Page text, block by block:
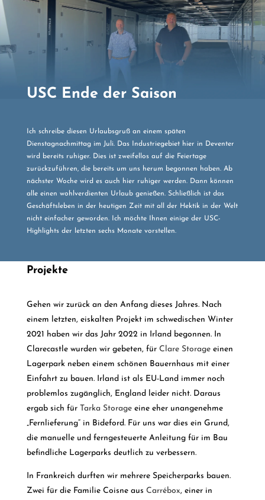
USC Ende der Saison
Ich schreibe diesen Urlaubsgruß an einem späten
Dienstagnachmittag im Juli. Das Industriegebiet hier in Deventer
wird bereits ruhiger. Dies ist zweifellos auf die Feiertage
zurückzuführen, die bereits um uns herum begonnen haben. Ab
nächster Woche wird es auch hier ruhiger werden. Dann können
alle einen wohlverdienten Urlaub genießen. Schließlich ist das
Geschäftsleben in der heutigen Zeit mit all der Hektik in der Welt
nicht einfacher geworden. Ich möchte Ihnen einige der USC-
Highlights der letzten sechs Monate vorstellen.
Projekte
Gehen wir zurück an den Anfang dieses Jahres. Nach
einem letzten, eiskalten Projekt im schwedischen Winter
2021 haben wir das Jahr 2022 in Irland begonnen. In
Clarecastle wurden wir gebeten, für Clare Storageeinen
Lagerpark neben einem schönen Bauernhaus mit einer
Einfahrt zu bauen. Irland ist als EU-Land immer noch
problemlos zugänglich, England leider nicht. Daraus
ergab sich für Tarka Storageeine eher unangenehme
„Fernlieferung“ in Bideford. Für uns war dies ein Grund,
die manuelle und ferngesteuerte Anleitung für im Bau
befindliche Lagerparks deutlich zu verbessern.
In Frankreich durften wir mehrere Speicherparks bauen.
Zwei für die Familie Coisne aus Carrébox, einer in